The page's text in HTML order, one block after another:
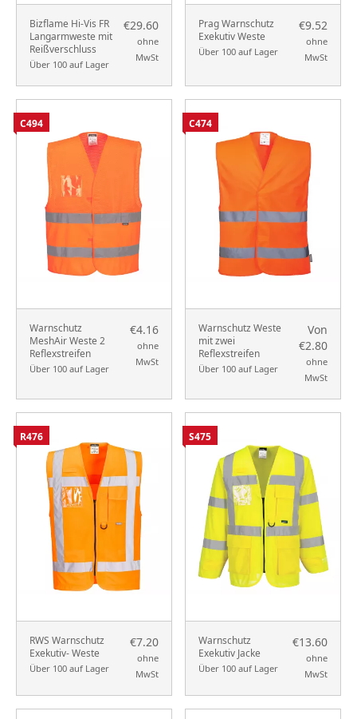
Bizflame Hi-Vis FR
Langarmweste mit
Reißverschluss
Über 100 auf Lager
€29.60
ohne
MwSt
Prag Warnschutz
Exekutiv Weste
Über 100 auf Lager
€9.52
ohne
MwSt
Warnschutz
MeshAir Weste 2
Reflexstreifen
Über 100 auf Lager
€4.16
ohne
MwSt
C494
Warnschutz Weste
mit zwei
Reflexstreifen
Über 100 auf Lager
Von
€2.80
ohne
MwSt
C474
RWS Warnschutz
Exekutiv- Weste
Über 100 auf Lager
€7.20
ohne
MwSt
R476
Warnschutz
Exekutiv Jacke
Über 100 auf Lager
€13.60
ohne
MwSt
S475